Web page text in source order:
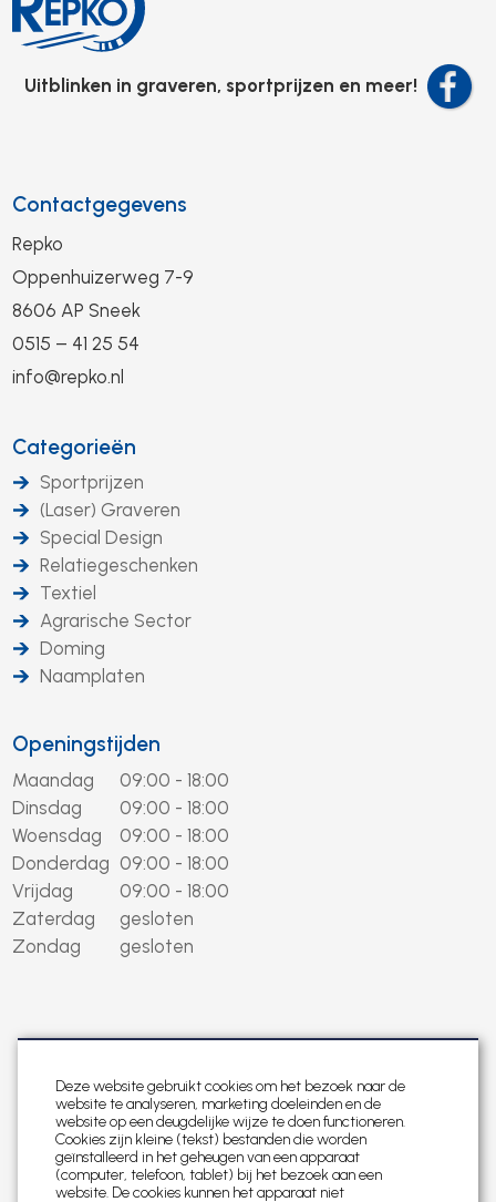
Uitblinken in graveren, sportprijzen en meer!
Contactgegevens
Repko
Oppenhuizerweg 7-9
8606 AP Sneek
0515 – 41 25 54
info@repko.nl
Categorieën
Sportprijzen
(Laser) Graveren
Special Design
Relatiegeschenken
Textiel
Agrarische Sector
Doming
Naamplaten
Openingstijden
Maandag
09:00 - 18:00
Dinsdag
09:00 - 18:00
Woensdag
09:00 - 18:00
Donderdag 09:00 - 18:00
Vrijdag
09:00 - 18:00
Zaterdag
gesloten
Zondag
gesloten
Deze website gebruikt cookies om het bezoek naar de
website te analyseren, marketing doeleinden en de
website op een deugdelijke wijze te doen functioneren.
Cookies zijn kleine (tekst) bestanden die worden
geïnstalleerd in het geheugen van een apparaat
(computer, telefoon, tablet) bij het bezoek aan een
website. De cookies kunnen het apparaat niet